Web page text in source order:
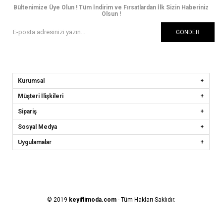
Bültenimize Üye Olun ! Tüm İndirim ve Fırsatlardan İlk Sizin Haberiniz
Olsun !
GÖNDER
Kurumsal
Müşteri İlişkileri
Sipariş
Sosyal Medya
Uygulamalar
© 2019 keyiflimoda.com- Tüm Hakları Saklıdır.